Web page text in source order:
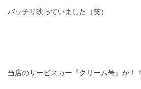
バッチリ映っていました（笑）
当店のサービスカー『クリーム号』が！！